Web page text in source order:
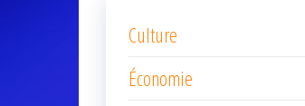
Culture
Économie